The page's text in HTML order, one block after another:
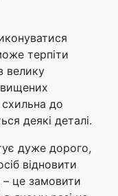
терпіти
велику
схильна до
деякі деталі.
дуже дорого,
відновити
– це замовити